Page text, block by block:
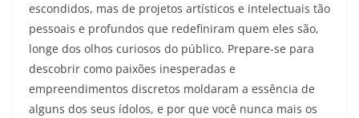
escondidos, mas de projetos artísticos e intelectuais tão
pessoais e profundos que redefiniram quem eles são,
longe dos olhos curiosos do público. Prepare-se para
descobrir como paixões inesperadas e
empreendimentos discretos moldaram a essência de
alguns dos seus ídolos, e por que você nunca mais os